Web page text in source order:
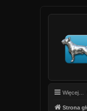
Więcej…
Strona